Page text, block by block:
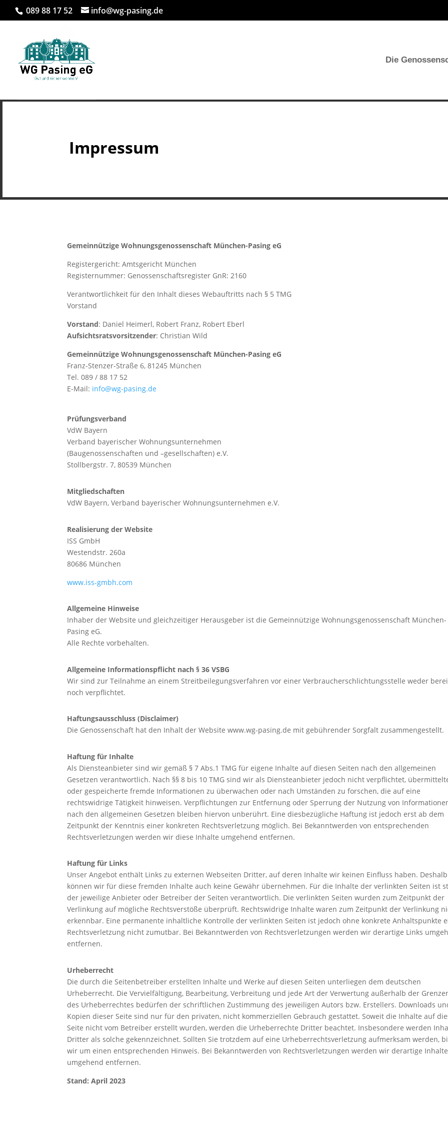
089 88 17 52 info@wg-pasing.de
Die
Impressum
Gemeinnützige Wohnungsgenossenschaft München-Pasing eG
Registergericht: Amtsgericht München
Registernummer: Genossenschaftsregister GnR: 2160
Verantwortlichkeit für den Inhalt dieses Webauftritts nach § 5 TMG
Vorstand
Vorstand: Daniel Heimerl, Robert Franz, Robert Eberl
Aufsichtsratsvorsitzender: Christian Wild
Gemeinnützige Wohnungsgenossenschaft München-Pasing eG
Franz-Stenzer-Straße 6, 81245 München
Tel. 089 / 88 17 52
E-Mail: info@wg-pasing.de
Prüfungsverband
VdW Bayern
Verband bayerischer Wohnungsunternehmen
(Baugenossenschaften und –gesellschaften) e.V.
Stollbergstr. 7, 80539 München
Mitgliedschaften
VdW Bayern, Verband bayerischer Wohnungsunternehmen e.V.
Realisierung der Website
ISS GmbH
Westendstr. 260a
80686 München
www.iss-gmbh.com
Allgemeine Hinweise
Inhaber der Website und gleichzeitiger Herausgeber ist die Gemeinnützige Wohnungsgenossenschaft München-
Pasing eG.
Alle Rechte vorbehalten.
Allgemeine Informationspflicht nach § 36 VSBG
Wir sind zur Teilnahme an einem Streitbeilegungsverfahren vor einer Verbraucherschlichtungsstelle weder
noch verpflichtet.
Haftungsausschluss (Disclaimer)
Die Genossenschaft hat den Inhalt der Website www.wg-pasing.de mit gebührender Sorgfalt zusammengestellt.
Haftung für Inhalte
Als Diensteanbieter sind wir gemäß § 7 Abs.1 TMG für eigene Inhalte auf diesen Seiten nach den allgemeinen
Gesetzen verantwortlich. Nach §§ 8 bis 10 TMG sind wir als Diensteanbieter jedoch nicht verpflichtet,
oder gespeicherte fremde Informationen zu überwachen oder nach Umständen zu forschen, die auf eine
rechtswidrige Tätigkeit hinweisen. Verpflichtungen zur Entfernung oder Sperrung der Nutzung von
nach den allgemeinen Gesetzen bleiben hiervon unberührt. Eine diesbezügliche Haftung ist jedoch erst ab dem
Zeitpunkt der Kenntnis einer konkreten Rechtsverletzung möglich. Bei Bekanntwerden von entsprechenden
Rechtsverletzungen werden wir diese Inhalte umgehend entfernen.
Haftung für Links
Unser Angebot enthält Links zu externen Webseiten Dritter, auf deren Inhalte wir keinen Einfluss haben. Deshalb
können wir für diese fremden Inhalte auch keine Gewähr übernehmen. Für die Inhalte der verlinkten Seiten ist
der jeweilige Anbieter oder Betreiber der Seiten verantwortlich. Die verlinkten Seiten wurden zum Zeitpunkt der
Verlinkung auf mögliche Rechtsverstöße überprüft. Rechtswidrige Inhalte waren zum Zeitpunkt der Verlinkung
erkennbar. Eine permanente inhaltliche Kontrolle der verlinkten Seiten ist jedoch ohne konkrete Anhaltspunkte
Rechtsverletzung nicht zumutbar. Bei Bekanntwerden von Rechtsverletzungen werden wir derartige Links
entfernen.
Urheberrecht
Die durch die Seitenbetreiber erstellten Inhalte und Werke auf diesen Seiten unterliegen dem deutschen
Urheberrecht. Die Vervielfältigung, Bearbeitung, Verbreitung und jede Art der Verwertung außerhalb der
des Urheberrechtes bedürfen der schriftlichen Zustimmung des jeweiligen Autors bzw. Erstellers. Downloads
Kopien dieser Seite sind nur für den privaten, nicht kommerziellen Gebrauch gestattet. Soweit die Inhalte auf
Seite nicht vom Betreiber erstellt wurden, werden die Urheberrechte Dritter beachtet. Insbesondere werden
Dritter als solche gekennzeichnet. Sollten Sie trotzdem auf eine Urheberrechtsverletzung aufmerksam werden,
wir um einen entsprechenden Hinweis. Bei Bekanntwerden von Rechtsverletzungen werden wir derartige Inhalte
umgehend entfernen.
Stand: April 2023